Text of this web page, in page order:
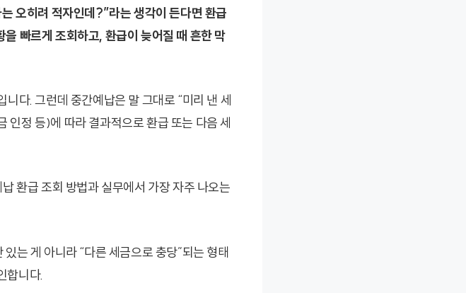
오히려 적자인데?”라는 생각이 든다면 환급
빠르게 조회하고, 환급이 늦어질 때 흔한 막
다. 그런데 중간예납은 말 그대로 “미리 낸 세
인정 등)에 따라 결과적으로 환급 또는 다음 세
환급 조회 방법과 실무에서 가장 자주 나오는
는 게 아니라 “다른 세금으로 충당”되는 형태
합니다.